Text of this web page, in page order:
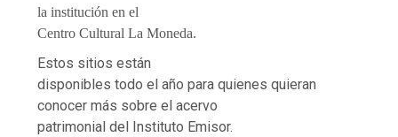
la institución en el
Centro Cultural La Moneda.
Estos sitios están
disponibles todo el año para quienes quieran
conocer más sobre el acervo
patrimonial del Instituto Emisor.